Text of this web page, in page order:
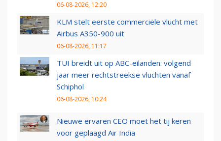
06-08-2026, 12:20
KLM stelt eerste commerciële vlucht met
Airbus A350-900 uit
06-08-2026, 11:17
TUI breidt uit op ABC-eilanden: volgend
jaar meer rechtstreekse vluchten vanaf
Schiphol
06-08-2026, 10:24
Nieuwe ervaren CEO moet het tij keren
voor geplaagd Air India